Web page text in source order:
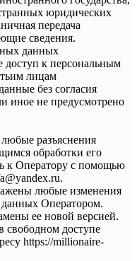
юридических
передача
сведения.
данных
к персональным
лицам
без согласия
иное не предусмотрено
разъяснения
обработки его
к Оператору с помощью
любые изменения
Оператором.
ее новой версией.
свободном доступе
https://millionaire-